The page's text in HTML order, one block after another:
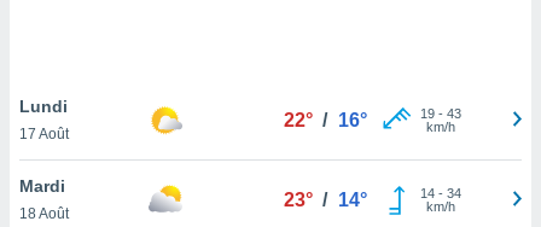
pas
de
à
Lundi
17 Août
22° / 16° 19- 43
km/h
Mardi
18 Août
23° / 14° 14- 34
km/h